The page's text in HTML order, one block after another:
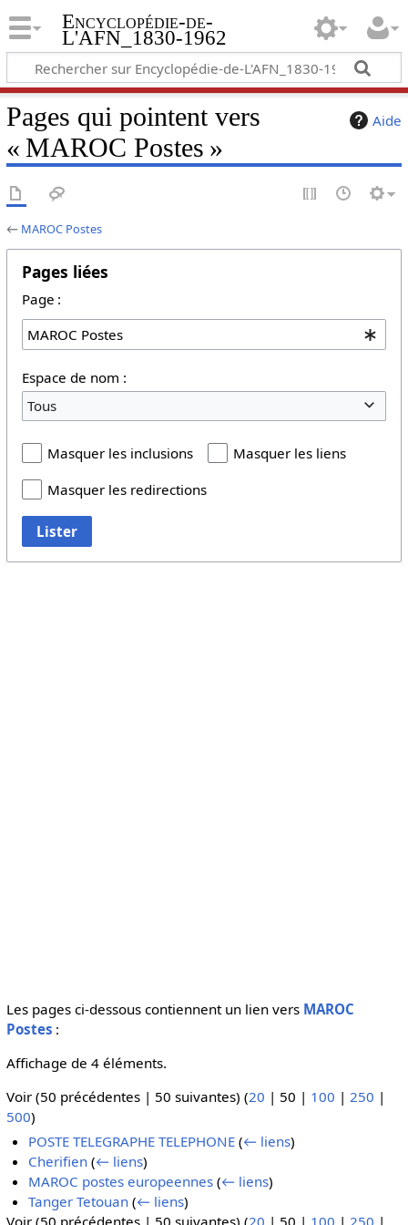
Encyclopédie-de-
L'AFN_1830-1962
Aide
Pages qui pointent vers
« MAROC Postes »
← MAROC Postes
Pages liées
Page :
Espace de nom :
Tous
Masquer les inclusions
Masquer les liens
Masquer les redirections
Lister
Les pages ci-dessous contiennent un lien vers MAROC
Postes :
Affichage de 4 éléments.
Voir (50 précédentes| 50 suivantes) (20 | 50 | 100 | 250 |
500)
POSTE TELEGRAPHE TELEPHONE (← liens)
Cherifien (← liens)
MAROC postes europeennes (← liens)
Tanger Tetouan (← liens)
Voir (50 précédentes| 50 suivantes) (20 | 50 | 100 | 250 |